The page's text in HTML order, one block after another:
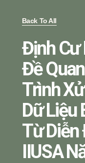
Back To All
Định Cư
Đề
Trình
Dữ Liệu
Từ Diễn
IIUSA